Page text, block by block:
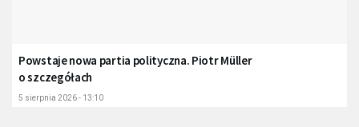
Powstaje nowa partia polityczna. Piotr Müller
o szczegółach
5 sierpnia 2026 - 13:10